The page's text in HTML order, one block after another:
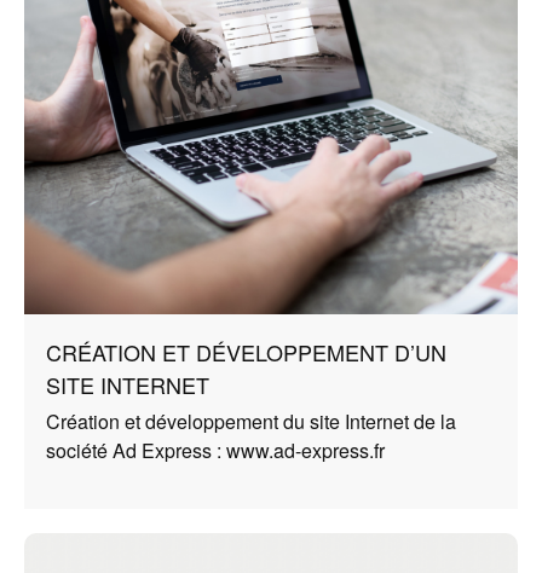
CRÉATION ET DÉVELOPPEMENT D’UN
SITE INTERNET
Création et développement du site Internet de la
société Ad Express : www.ad-express.fr